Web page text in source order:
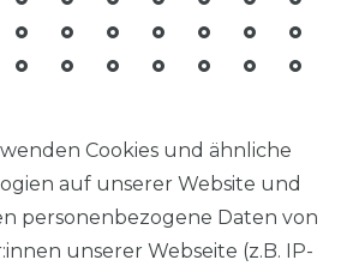
Cookies und ähnliche
auf unserer Website und
personenbezogene Daten von
unserer Webseite (z.B. IP-
vorbehalten.